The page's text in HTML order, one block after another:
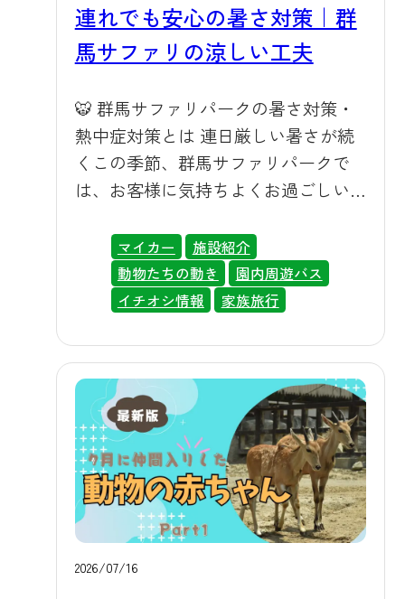
連れでも安心の暑さ対策｜群
馬サファリの涼しい工夫
🐯 群馬サファリパークの暑さ対策・
熱中症対策とは 連日厳しい暑さが続
くこの季節、群馬サファリパークで
は、お客様に気持ちよくお過ごしい
気に夏を乗り切れるよう、園内のあ
らゆる場所で暑さ対策・熱中症対策
を行っています。屋外中心の施設だ
ちの健康を守るために、さまざまな
工夫を重ねてきました。今回は、そ
の取り組みを詳しくご紹介いたしま
す。夏のおでかけ先を検討されてい
る方は、ぜひ参考にしてください。
🌬️お客様向けの暑さ対策 総合案内所
や売店前、ウオーキングサファリな
ど、園内の各所にはミストが噴霧さ
れるスポットを設けています。歩き
マイカー
施設紹介
動物たちの動き
園内周遊バス
イチオシ情報
家族旅行
2026/07/16